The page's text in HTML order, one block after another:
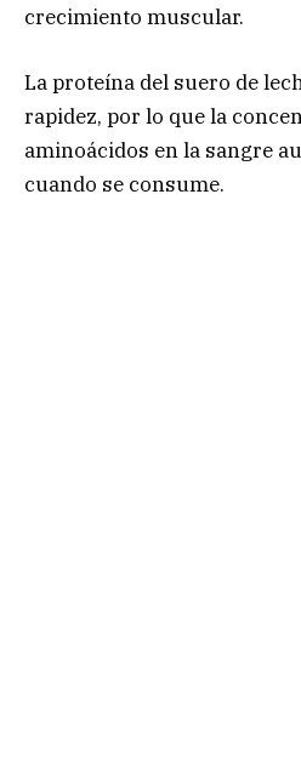
crecimiento muscular.
La proteína del suero de
rapidez, por lo que la
aminoácidos en la sangre
cuando se consume.